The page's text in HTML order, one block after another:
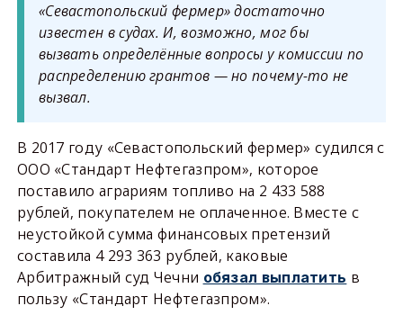
«Севастопольский фермер» достаточно
известен в судах. И, возможно, мог бы
вызвать определённые вопросы у комиссии по
распределению грантов — но почему-то не
вызвал.
В 2017 году «Севастопольский фермер» судился с
ООО «Стандарт Нефтегазпром», которое
поставило аграриям топливо на 2 433 588
рублей, покупателем не оплаченное. Вместе с
неустойкой сумма финансовых претензий
составила 4 293 363 рублей, каковые
Арбитражный суд Чечни обязал выплатить в
пользу «Стандарт Нефтегазпром».